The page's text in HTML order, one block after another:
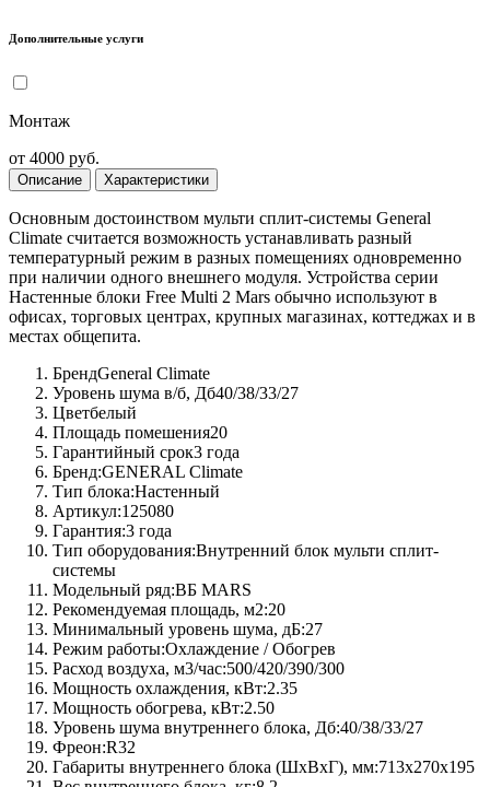
Дополнительные услуги
Монтаж
от 4000 руб.
Описание Характеристики
Основным достоинством мульти сплит-системы General
Climate считается возможность устанавливать разный
температурный режим в разных помещениях одновременно
при наличии одного внешнего модуля. Устройства серии
Настенные блоки Free Multi 2 Mars обычно используют в
офисах, торговых центрах, крупных магазинах, коттеджах и в
местах общепита.
БрендGeneral Climate
Уровень шума в/б, Дб40/38/33/27
Цветбелый
Площадь помешения20
Гарантийный срок3 года
Бренд:GENERAL Climate
Тип блока:Настенный
Артикул:125080
Гарантия:3 года
Тип оборудования:Внутренний блок мульти сплит-
системы
Модельный ряд:ВБ MARS
Рекомендуемая площадь, м2:20
Минимальный уровень шума, дБ:27
Режим работы:Охлаждение / Обогрев
Расход воздуха, м3/час:500/420/390/300
Мощность охлаждения, кВт:2.35
Мощность обогрева, кВт:2.50
Уровень шума внутреннего блока, Дб:40/38/33/27
Фреон:R32
Габариты внутреннего блока (ШхВхГ), мм:713х270х195